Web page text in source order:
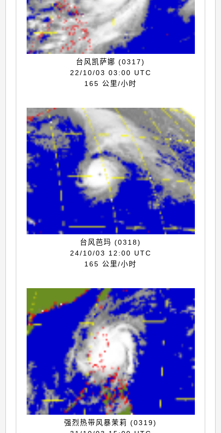
台风凯萨娜 (0317)
22/10/03 03:00 UTC
165 公里/小时
台风芭玛 (0318)
24/10/03 12:00 UTC
165 公里/小时
强烈热带风暴茉莉 (0319)